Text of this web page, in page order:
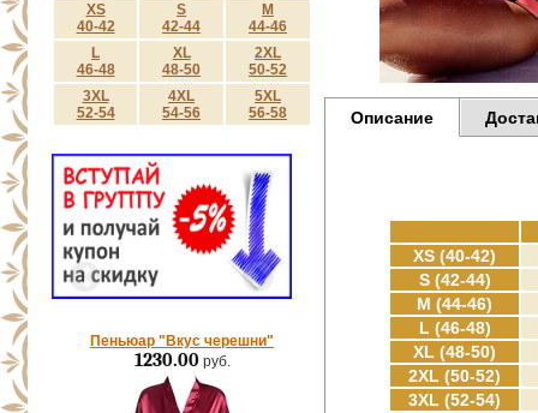
XS
40-42
S
42-44
M
44-46
L
46-48
XL
48-50
2XL
50-52
3XL
52-54
4XL
54-56
5XL
56-58
Пеньюар "Вкус черешни"
1230.00руб.
Описание
XS (40-42)
S (42-44)
M (44-46)
L (46-48)
XL (48-50)
2XL (50-52)
3XL (52-54)